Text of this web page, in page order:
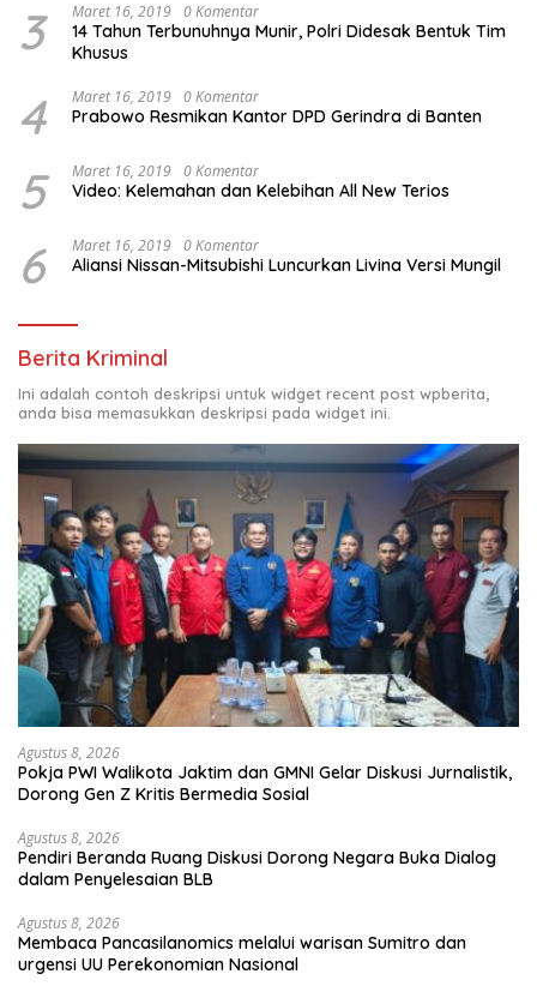
3 Maret 16, 2019 0 Komentar
14 Tahun Terbunuhnya Munir, Polri Didesak Bentuk Tim
Khusus
4 Maret 16, 2019 0 Komentar
Prabowo Resmikan Kantor DPD Gerindra di Banten
5 Maret 16, 2019 0 Komentar
Video: Kelemahan dan Kelebihan All New Terios
6 Maret 16, 2019 0 Komentar
Aliansi Nissan-Mitsubishi Luncurkan Livina Versi Mungil
Berita Kriminal
Ini adalah contoh deskripsi untuk widget recent post wpberita,
anda bisa memasukkan deskripsi pada widget ini.
Agustus 8, 2026
Pokja PWI Walikota Jaktim dan GMNI Gelar Diskusi Jurnalistik,
Dorong Gen Z Kritis Bermedia Sosial
Agustus 8, 2026
Pendiri Beranda Ruang Diskusi Dorong Negara Buka Dialog
dalam Penyelesaian BLB
Agustus 8, 2026
Membaca Pancasilanomics melalui warisan Sumitro dan
urgensi UU Perekonomian Nasional